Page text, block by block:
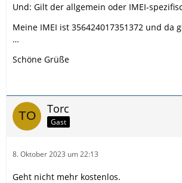
Und: Gilt der allgemein oder IMEI-
Meine IMEI ist 356424017351372 und da
…
Schöne Grüße
Torc
Gast
8. Oktober 2023 um 22:13
Geht nicht mehr kostenlos.